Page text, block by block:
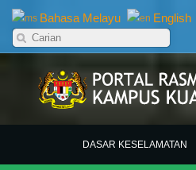
Bahasa Melayu English
DASAR KESELAMATAN